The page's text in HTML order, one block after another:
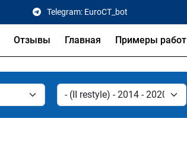
Telegram: EuroCT_bot
Отзывы Главная Примеры работ